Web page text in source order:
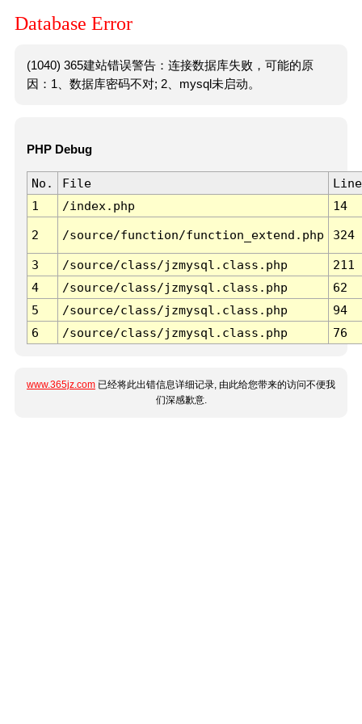
Database Error
(1040) 365建站错误警告：连接数据库失败，可能的原
因：1、数据库密码不对; 2、mysql未启动。
PHP Debug
No. File
Line
1
/index.php 14
2 /source/function/function_extend.php 324
3 /source/class/jzmysql.class.php
211
4
/source/class/jzmysql.class.php
62
5
/source/class/jzmysql.class.php
94
6
/source/class/jzmysql.class.php 76
www.365jz.com 已经将此出错信息详细记录, 由此给您带来的访问不便我
们深感歉意.